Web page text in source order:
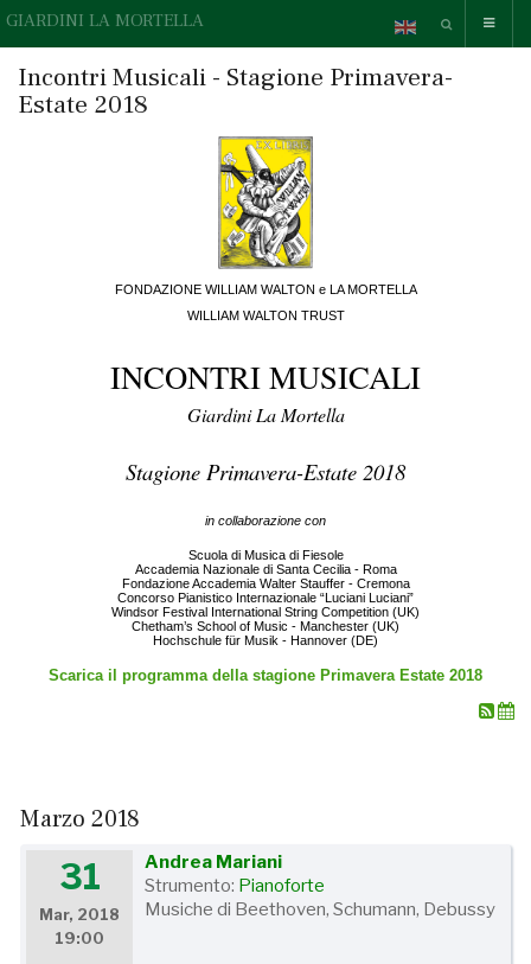
GIARDINI LA MORTELLA
Incontri Musicali - Stagione Primavera-
Estate 2018
FONDAZIONE WILLIAM WALTON e LA MORTELLA
WILLIAM WALTON TRUST
INCONTRI MUSICALI
Giardini La Mortella
Stagione Primavera-Estate 2018
in collaborazione con
Scuola di Musica di Fiesole
Accademia Nazionale di Santa Cecilia - Roma
Fondazione Accademia Walter Stauffer - Cremona
Concorso Pianistico Internazionale “Luciani Luciani”
Windsor Festival International String Competition (UK)
Chetham’s School of Music - Manchester (UK)
Hochschule für Musik - Hannover (DE)
Scarica il programma della stagione Primavera Estate 2018
Marzo 2018
31
Mar, 2018
19:00
Andrea Mariani
Strumento: Pianoforte
Musiche di Beethoven, Schumann, Debussy